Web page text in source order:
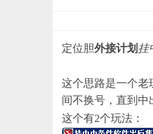
定位胆外接计划 挂
这个思路是一个老
间不换号，直到中
这个有2个玩法：